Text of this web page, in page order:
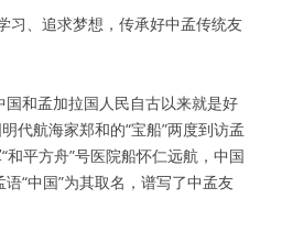
习、追求梦想，传承好中孟传统友
和孟加拉国人民自古以来就是好
代航海家郑和的“宝船”两度到访孟
平方舟”号医院船怀仁远航，中国
“中国”为其取名，谱写了中孟友